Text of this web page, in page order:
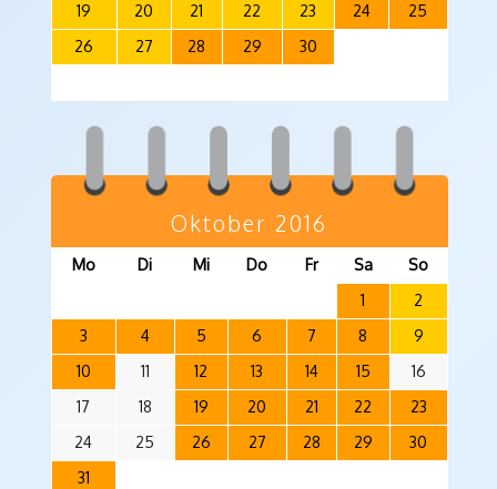
19
20 21 22 23 24
25
26
27 28 29 30
Oktober 2016
Mo Di Mi Do Fr Sa
So
1
2
3
4 5 6 7 8
9
10
11 12 13 14 15
16
17
18 19 20 21 22
23
24
25 26 27 28 29
30
31